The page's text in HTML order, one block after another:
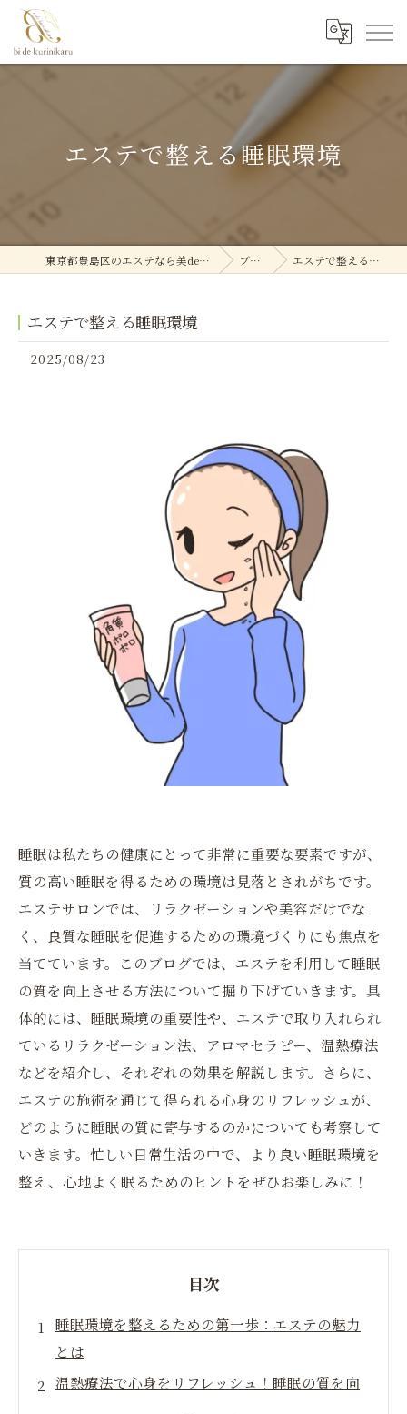
エステで整える睡眠環境
東京都豊島区のエステなら美deクリニカル ブログ エステで整える睡眠環境
エステで整える睡眠環境
2025/08/23
睡眠は私たちの健康にとって非常に重要な要素ですが、
質の高い睡眠を得るための環境は見落とされがちです。
エステサロンでは、リラクゼーションや美容だけでな
く、良質な睡眠を促進するための環境づくりにも焦点を
当てています。このブログでは、エステを利用して睡眠
の質を向上させる方法について掘り下げていきます。具
体的には、睡眠環境の重要性や、エステで取り入れられ
ているリラクゼーション法、アロマセラピー、温熱療法
などを紹介し、それぞれの効果を解説します。さらに、
エステの施術を通じて得られる心身のリフレッシュが、
どのように睡眠の質に寄与するのかについても考察して
いきます。忙しい日常生活の中で、より良い睡眠環境を
整え、心地よく眠るためのヒントをぜひお楽しみに！
目次
睡眠環境を整えるための第一歩：エステの魅力
とは
温熱療法で心身をリフレッシュ！睡眠の質を向